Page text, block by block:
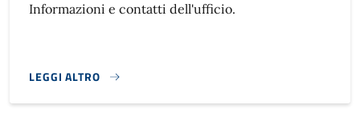
Informazioni e contatti dell'ufficio.
LEGGI ALTRO
}